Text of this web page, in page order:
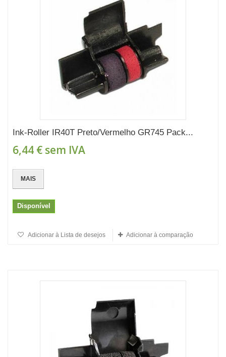
Ink-Roller IR40T Preto/Vermelho GR745 Pack...
6,44 € sem IVA
MAIS
Disponível
Adicionar à Lista de desejos Adicionar à comparação